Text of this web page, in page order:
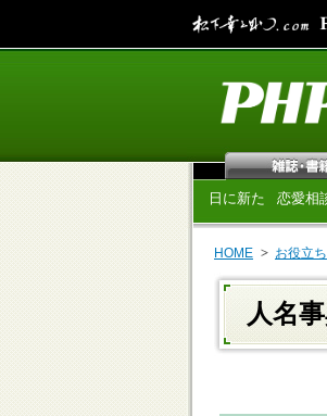
日に新た 恋愛相
HOME お役立ち
人名